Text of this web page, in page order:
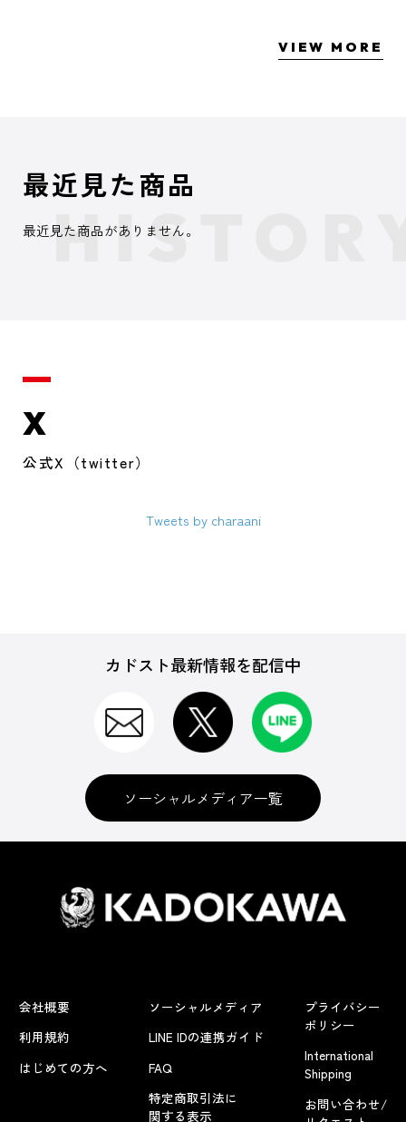
VIEW MORE
最近見た商品
最近見た商品がありません。
X
公式X（twitter）
Tweets by charaani
カドスト最新情報を配信中
ソーシャルメディア一覧
会社概要
利用規約
はじめての方へ
ソーシャルメディア
LINE IDの連携ガイド
FAQ
特定商取引法に
関する表示
プライバシー
ポリシー
International
Shipping
お問い合わせ/